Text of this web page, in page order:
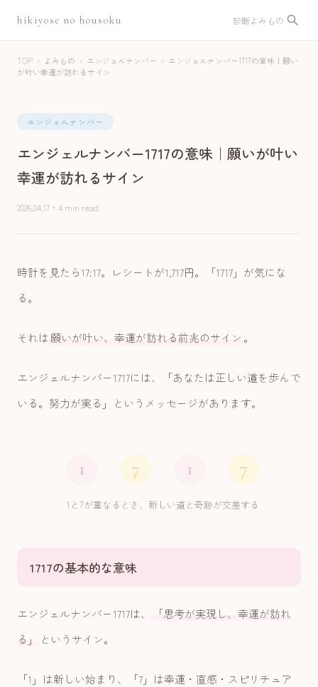
hikiyose no housoku 診断よみもの
TOP › よみもの › エンジェルナンバー › エンジェルナンバー1717の意味｜願い
が叶い幸運が訪れるサイン
エンジェルナンバー
エンジェルナンバー1717の意味｜願いが叶い
幸運が訪れるサイン
2026.04.17 ・ 4 min read
時計を見たら17:17。レシートが1,717円。「1717」が気にな
る。
それは 願いが叶い、幸運が訪れる前兆のサイン 。
エンジェルナンバー1717には、「あなたは正しい道を歩んで
いる。努力が実る」というメッセージがあります。
1 7 1 7
1と7が重なるとき、新しい道と奇跡が交差する
1717の基本的な意味
エンジェルナンバー1717は、
「思考が実現し、幸運が訪れ
る」
というサイン。
「1」は新しい始まり、「7」は幸運・直感・スピリチュア